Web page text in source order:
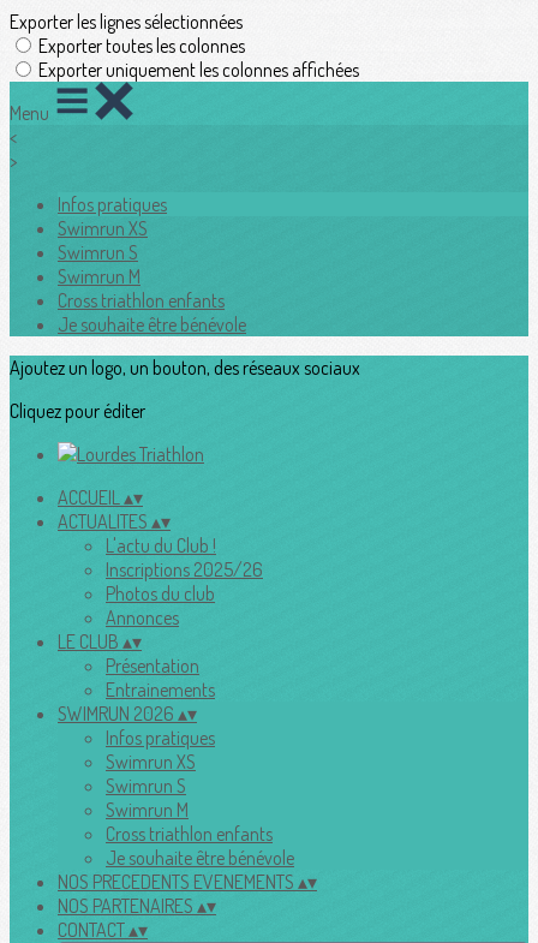
Exporter les lignes sélectionnées
Exporter toutes les colonnes
Exporter uniquement les colonnes affichées
Menu
<
>
Infos pratiques
Swimrun XS
Swimrun S
Swimrun M
Cross triathlon enfants
Je souhaite être bénévole
Ajoutez un logo, un bouton, des réseaux sociaux
Cliquez pour éditer
ACCUEIL▴▾
ACTUALITES ▴▾
L'actu du Club !
Inscriptions 2025/26
Photos du club
Annonces
LE CLUB ▴▾
Présentation
Entrainements
SWIMRUN 2026 ▴▾
Infos pratiques
Swimrun XS
Swimrun S
Swimrun M
Cross triathlon enfants
Je souhaite être bénévole
NOS PRECEDENTS EVENEMENTS ▴▾
NOS PARTENAIRES ▴▾
CONTACT▴▾